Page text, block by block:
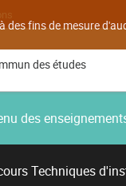
fins de mesure
des études
des
Techniques